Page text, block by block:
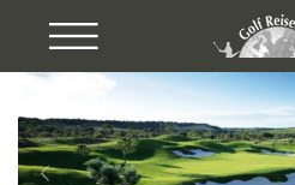
Previous